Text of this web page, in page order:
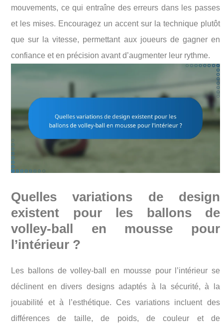
mouvements, ce qui entraîne des erreurs dans les passes
et les mises. Encouragez un accent sur la technique plutôt
que sur la vitesse, permettant aux joueurs de gagner en
confiance et en précision avant d’augmenter leur rythme.
Quelles variations de design
existent pour les ballons de
volley-ball en mousse pour
l’intérieur ?
Les ballons de volley-ball en mousse pour l’intérieur se
déclinent en divers designs adaptés à la sécurité, à la
jouabilité et à l’esthétique. Ces variations incluent des
différences de taille, de poids, de couleur et de